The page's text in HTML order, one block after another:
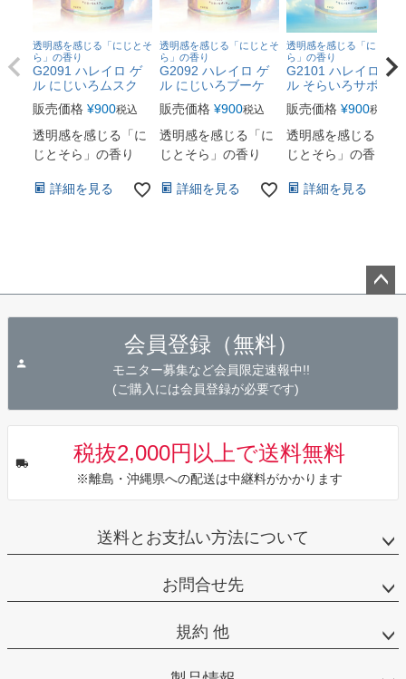
透明感を感じる「にじとそ
ら」の香り
G2091 ハレイロ ゲ
ル にじいろムスク
販売価格 ¥900税込
透明感を感じる「に
じとそら」の香り
詳細を見る
透明感を感じる「にじとそ
ら」の香り
G2092 ハレイロ ゲ
ル にじいろブーケ
販売価格 ¥900税込
透明感を感じる「に
じとそら」の香り
詳細を見る
透明感を感じる「にじとそ
ら」の香り
G2101 ハレイロ ゲ
ル そらいろサボン
販売価格 ¥900税込
透明感を感じる「に
じとそら」の香り
詳細を見る
会員登録（無料）
モニター募集など会員限定速報中!!
(ご購入には会員登録が必要です)
税抜2,000円以上で送料無料
※離島・沖縄県への配送は中継料がかかります
送料とお支払い方法について
お問合せ先
規約 他